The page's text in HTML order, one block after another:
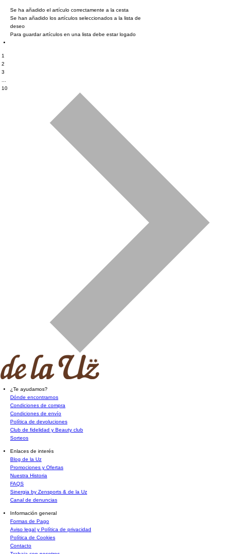
Se ha añadido el artículo correctamente a la cesta
Se han añadido los artículos seleccionados a la lista de
deseo
Para guardar artículos en una lista debe estar logado
1
2
3
10
¿Te ayudamos?
Dónde encontrarnos
Condiciones de compra
Condiciones de envío
Política de devoluciones
Club de fidelidad y Beauty club
Sorteos
Enlaces de interés
Blog de la Uz
Promociones y Ofertas
Nuestra Historia
FAQS
Sinergia by Zensports & de la Uz
Canal de denuncias
Información general
Formas de Pago
Aviso legal y Política de privacidad
Política de Cookies
Contacto